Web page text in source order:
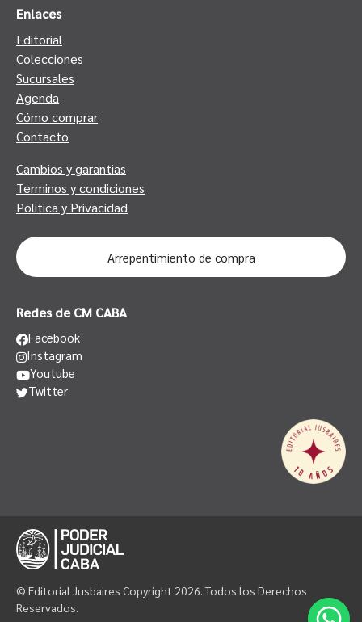
Enlaces
Editorial
Colecciones
Sucursales
Agenda
Cómo comprar
Contacto
Cambios y garantias
Terminos y condiciones
Politica y Privacidad
Arrepentimiento de compra
Redes de CM CABA
Facebook
Instagram
Youtube
Twitter
© Editorial Jusbaires Copyright 2026. Todos los Derechos
Reservados.